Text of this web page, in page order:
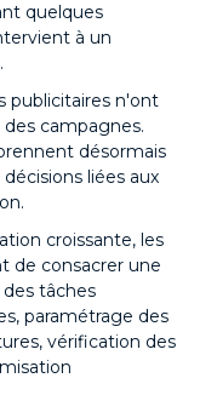
quelques
à un
publicitaires n'ont
campagnes.
désormais
liées aux
croissante, les
de consacrer une
tâches
paramétrage des
vérification des